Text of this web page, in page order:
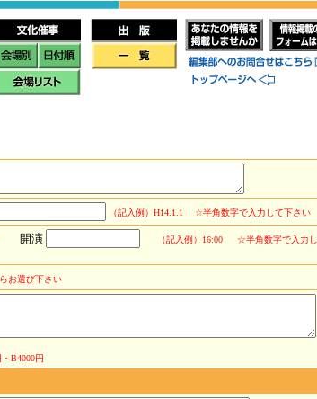
（記入例）H14.1.1 ☆半角数字で入力して下さい
開演 （記入例）16:00
☆半角数字で入力し
お選び下さい
B4000円